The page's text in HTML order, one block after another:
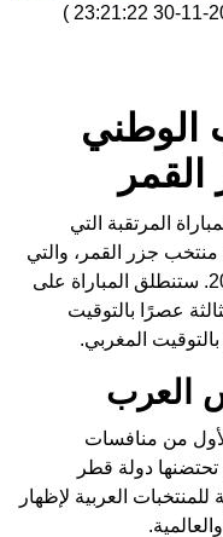
)
الوطني
القمر
المرتقبة التي
جزر القمر، والتي
ستقام يوم الثلاثاء الموافق 2 دجنبر 2025. ستنطلق المباراة على
عصرًا بالتوقيت
المغربي.
العرب
من منافسات
دولة قطر
العربية لإظهار